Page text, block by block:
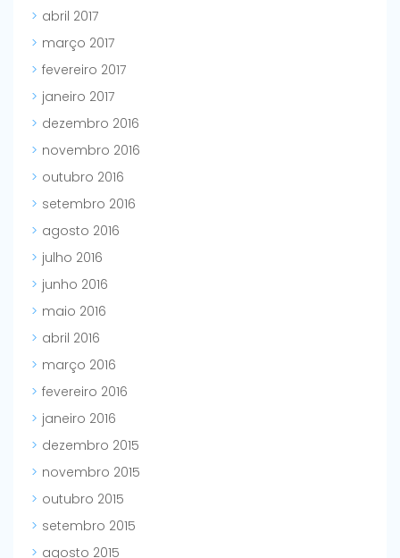
abril 2017
março 2017
fevereiro 2017
janeiro 2017
dezembro 2016
novembro 2016
outubro 2016
setembro 2016
agosto 2016
julho 2016
junho 2016
maio 2016
abril 2016
março 2016
fevereiro 2016
janeiro 2016
dezembro 2015
novembro 2015
outubro 2015
setembro 2015
agosto 2015